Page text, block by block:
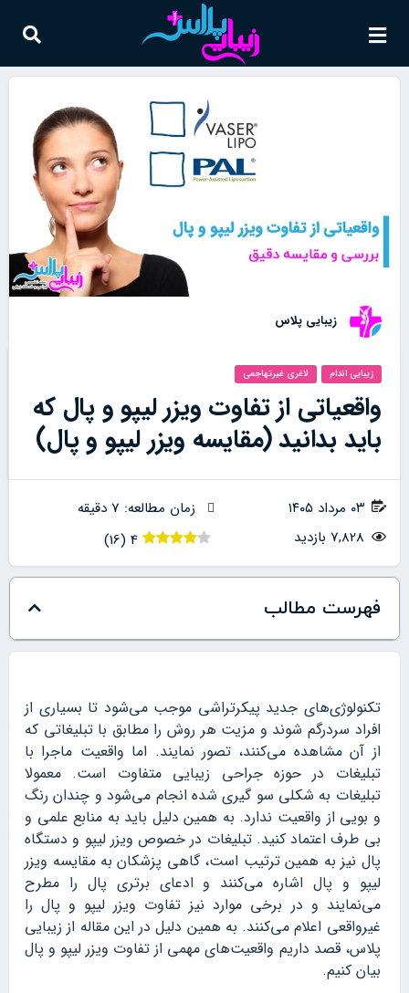
زیبایی پلاس
زیبایی اندام لاغری غیرتهاجمی
واقعیاتی از تفاوت ویزر لیپو و پال که
باید بدانید (مقایسه ویزر لیپو و پال)
۰۳ مرداد ۱۴۰۵
زمان مطالعه: 7 دقیقه
7,828 بازدید
4
(
16
)
فهرست مطالب
تکنولوژی‌های جدید پیکرتراشی موجب می‌شود تا بسیاری از
افراد سردرگم شوند و مزیت هر روش را مطابق با تبلیغاتی که
از آن مشاهده می‌کنند، تصور نمایند. اما واقعیت ماجرا با
تبلیغات در حوزه جراحی زیبایی متفاوت است. معمولا
تبلیغات به شکلی سو گیری شده انجام می‌شود و چندان رنگ
و بویی از واقعیت ندارد. به همین دلیل باید به منابع علمی و
بی طرف اعتماد کنید. تبلیغات در خصوص ویزر لیپو و دستگاه
پال نیز به همین ترتیب است، گاهی پزشکان به مقایسه ویزر
لیپو و پال اشاره می‌کنند و ادعای برتری پال را مطرح
می‌نمایند و در برخی موارد نیز تفاوت ویزر لیپو و پال را
غیرواقعی اعلام می‌کنند. به همین دلیل در این مقاله از زیبایی
پلاس، قصد داریم واقعیت‌های مهمی از تفاوت ویزر لیپو و پال
بیان کنیم.